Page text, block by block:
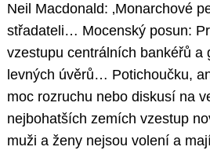
Neil Macdonald: ‚Monarchové
střadateli… Mocenský posun:
vzestupu centrálních bankéřů a
levných úvěrů… Potichoučku,
moc rozruchu nebo diskusí na
nejbohatších zemích vzestup
muži a ženy nejsou volení a